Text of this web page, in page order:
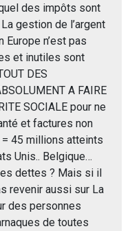
des impôts sont
gestion de l’argent
n’est pas
et inutiles sont
DES
A FAIRE
SOCIALE pour ne
et factures non
= 45 millions atteints
Unis.. Belgique…
dettes ? Mais si il
revenir aussi sur La
des personnes
de toutes